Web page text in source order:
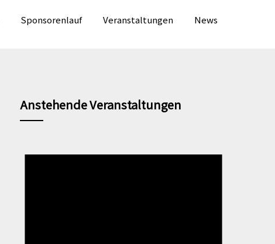
Sponsorenlauf Veranstaltungen News
Anstehende Veranstaltungen